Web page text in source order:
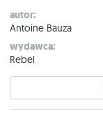
autor:
Antoine Bauza
wydawca:
Rebel